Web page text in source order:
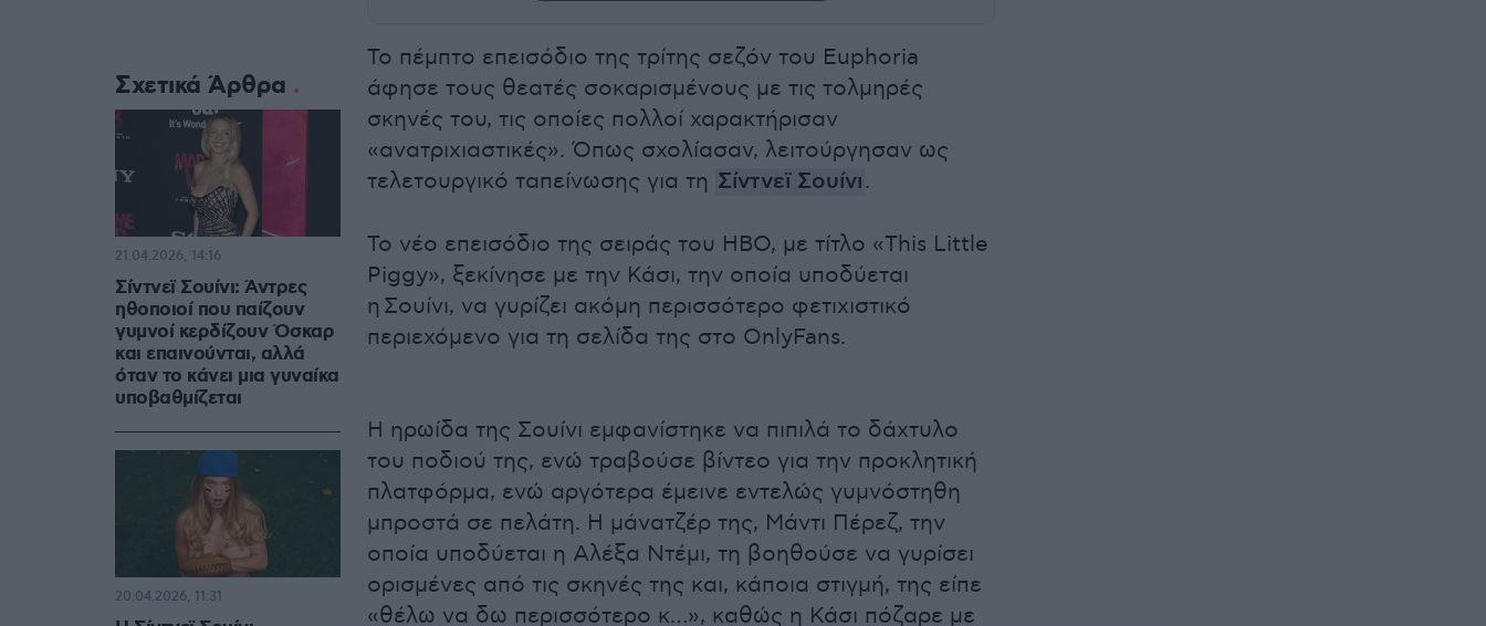
Το πέμπτο επεισόδιο της τρίτης σεζόν του Euphoria
άφησε τους θεατές σοκαρισμένους με τις τολμηρές
σκηνές του, τις οποίες πολλοί χαρακτήρισαν
«ανατριχιαστικές». Όπως σχολίασαν, λειτούργησαν ως
τελετουργικό ταπείνωσης για τη Σίντνεϊ Σουίνι.
Το νέο επεισόδιο της σειράς του HBO, με τίτλο «This Little
Piggy», ξεκίνησε με την Κάσι, την οποία υποδύεται
η Σουίνι, να γυρίζει ακόμη περισσότερο φετιχιστικό
περιεχόμενο για τη σελίδα της στο OnlyFans.
Η ηρωίδα της Σουίνι εμφανίστηκε να πιπιλά το δάχτυλο
του ποδιού της, ενώ τραβούσε βίντεο για την προκλητική
πλατφόρμα, ενώ αργότερα έμεινε εντελώς γυμνόστηθη
μπροστά σε πελάτη. Η μάνατζέρ της, Μάντι Πέρεζ, την
οποία υποδύεται η Αλέξα Ντέμι, τη βοηθούσε να γυρίσει
ορισμένες από τις σκηνές της και, κάποια στιγμή, της είπε
«θέλω να δω περισσότερο κ…», καθώς η Κάσι πόζαρε με
Σχετικά Άρθρα
Σίντνεϊ Σουίνι: Άντρες
ηθοποιοί που παίζουν
γυμνοί κερδίζουν Όσκαρ
και επαινούνται, αλλά
όταν το κάνει μια γυναίκα
υποβαθμίζεται
21.04.2026, 14:16
20.04.2026, 11:31